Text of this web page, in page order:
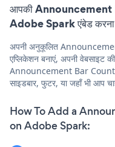
आपकी Announcement
Adobe Spark एंबेड करना
अपनी अनुकूलित
एप्लिकेशन बनाएं, अपनी वेबसाइट
Announcement Bar
साइडबार, फुटर, या जहाँ भी आप
How To Add a
on Adobe Spark: